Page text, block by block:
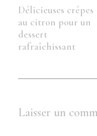
Délicieuses crêpes
au citron pour un
dessert
rafraîchissant
Laisser un